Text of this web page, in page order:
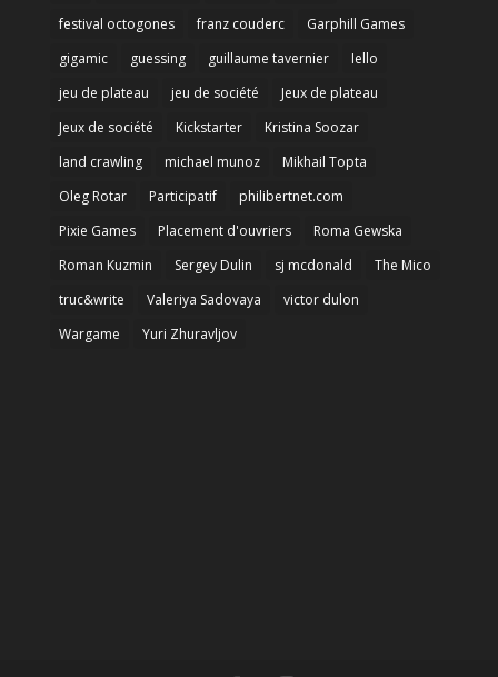
festival octogones
franz couderc
Garphill Games
gigamic
guessing guillaume tavernier
Iello
jeu de plateau
jeu de société
Jeux de plateau
Jeux de société
Kickstarter
Kristina Soozar
land crawling
michael munoz
Mikhail Topta
Oleg Rotar
Participatif
philibertnet.com
Pixie Games
Placement d'ouvriers
Roma Gewska
Roman Kuzmin
Sergey Dulin sj mcdonald
The Mico
truc&write
Valeriya Sadovaya
victor dulon
Wargame
Yuri Zhuravljov